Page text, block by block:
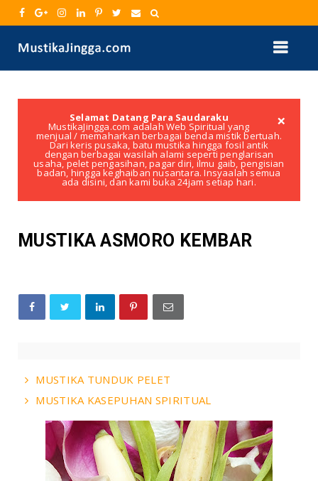
×
Selamat Datang Para Saudaraku
MustikaJingga.com adalah Web Spiritual yang
menjual / memaharkan berbagai benda mistik bertuah.
Dari keris pusaka, batu mustika hingga fosil antik
dengan berbagai wasilah alami seperti penglarisan
usaha, pelet pengasihan, pagar diri, ilmu gaib, pengisian
badan, hingga keghaiban nusantara. Insyaalah semua
ada disini, dan kami buka 24jam setiap hari.
MUSTIKA ASMORO KEMBAR
MUSTIKA TUNDUK PELET
MUSTIKA KASEPUHAN SPIRITUAL